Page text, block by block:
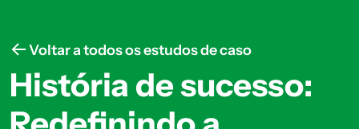
Voltar a todos os estudos de caso
História de sucesso: